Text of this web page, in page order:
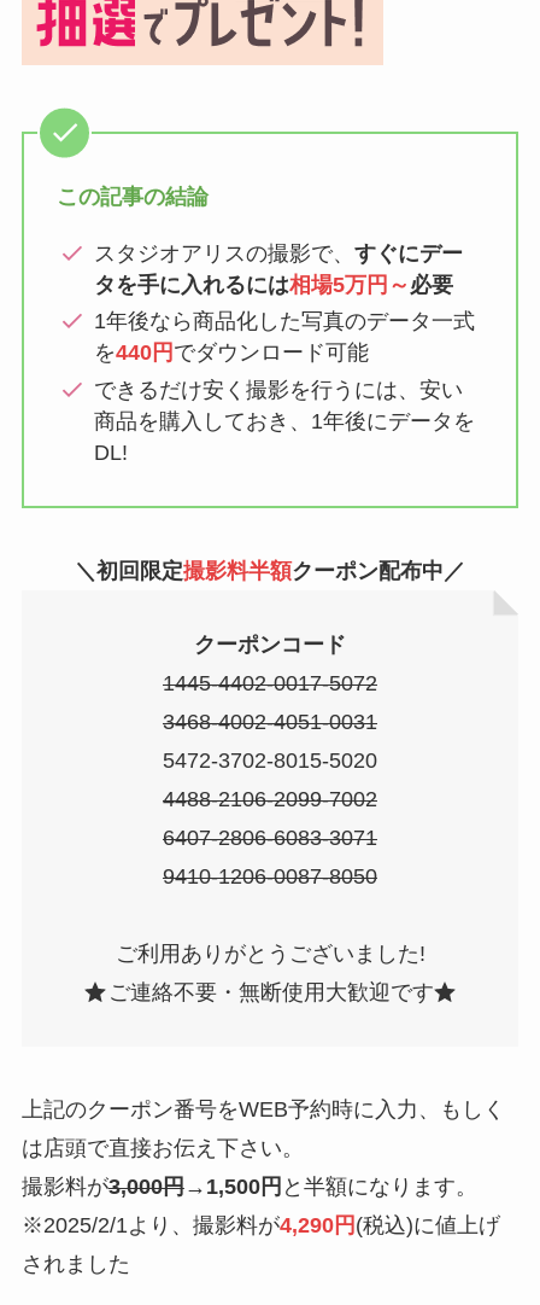
この記事の結論
スタジオアリスの撮影で、すぐにデー
タを手に入れるには相場5万円～ 必要
1年後なら商品化した写真のデータ一式
を440円 でダウンロード可能
できるだけ安く撮影を行うには、安い
商品を購入しておき、1年後にデータを
DL!
＼初回限定撮影料半額クーポン配布中／
クーポンコード
1445-4402-0017-5072
3468-4002-4051-0031
5472-3702-8015-5020
4488-2106-2099-7002
6407-2806-6083-3071
9410-1206-0087-8050
ご利用ありがとうございました!
ご連絡不要・無断使用大歓迎です
上記のクーポン番号をWEB予約時に入力、もしく
は店頭で直接お伝え下さい。
撮影料が3,000円→1,500円 と半額になります。
※2025/2/1より、撮影料が4,290円 (税込)に値上げ
されました